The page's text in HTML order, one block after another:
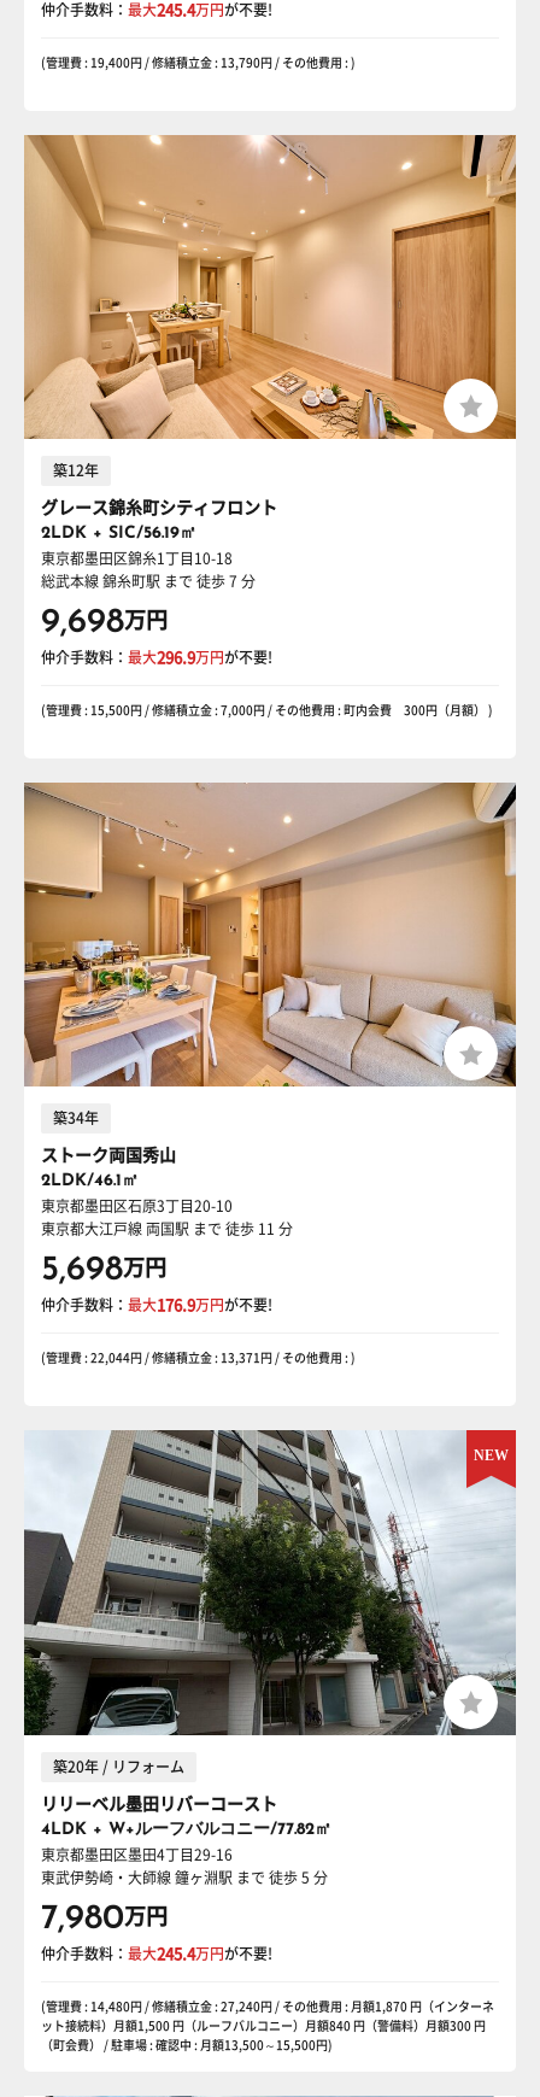
仲介手数料： 最大245.4万円が不要!
(管理費 : 19,400円 / 修繕積立金 : 13,790円 / その他費用 : )
築12年
グレース錦糸町シティフロント
2LDK + SIC/56.19㎡
東京都墨田区錦糸1丁目10-18
総武本線 錦糸町駅 まで 徒歩 7 分
9,698万円
仲介手数料： 最大296.9万円が不要!
(管理費 : 15,500円 / 修繕積立金 : 7,000円 / その他費用 : 町内会費 300円（月額） )
築34年
ストーク両国秀山
2LDK/46.1㎡
東京都墨田区石原3丁目20-10
東京都大江戸線 両国駅 まで 徒歩 11 分
5,698万円
仲介手数料： 最大176.9万円が不要!
(管理費 : 22,044円 / 修繕積立金 : 13,371円 / その他費用 : )
築20年 / リフォーム
リリーベル墨田リバーコースト
4LDK + W+ルーフバルコニー/77.82㎡
東京都墨田区墨田4丁目29-16
東武伊勢崎・大師線 鐘ヶ淵駅 まで 徒歩 5 分
7,980万円
仲介手数料： 最大245.4万円が不要!
(管理費 : 14,480円 / 修繕積立金 : 27,240円 / その他費用 : 月額1,870 円（インターネ
ット接続料）月額1,500 円（ルーフバルコニー）月額840 円（警備料）月額300 円
（町会費） / 駐車場 : 確認中 : 月額13,500～15,500円)